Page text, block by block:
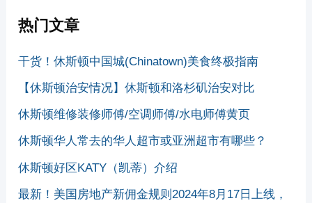
热门文章
干货！休斯顿中国城(Chinatown)美食终极指南
【休斯顿治安情况】休斯顿和洛杉矶治安对比
休斯顿维修装修师傅/空调师傅/水电师傅黄页
休斯顿华人常去的华人超市或亚洲超市有哪些？
休斯顿好区KATY（凯蒂）介绍
最新！美国房地产新佣金规则2024年8月17日上线，